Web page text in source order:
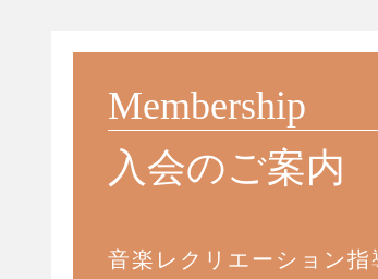
Membership
入会のご案内
音楽レクリエーション